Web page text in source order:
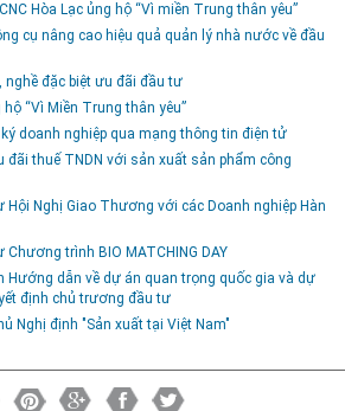
Hòa Lạc ủng hộ “Vì miền Trung thân yêu”
cụ nâng cao hiệu quả quản lý nhà nước về đầu
nghề đặc biệt ưu đãi đầu tư
hộ “Vì Miền Trung thân yêu”
doanh nghiệp qua mạng thông tin điện tử
đãi thuế TNDN với sản xuất sản phẩm công
Hội Nghị Giao Thương với các Doanh nghiệp Hàn
trình BIO MATCHING DAY
Hướng dẫn về dự án quan trọng quốc gia và dự
định chủ trương đầu tư
Nghị định "Sản xuất tại Việt Nam"